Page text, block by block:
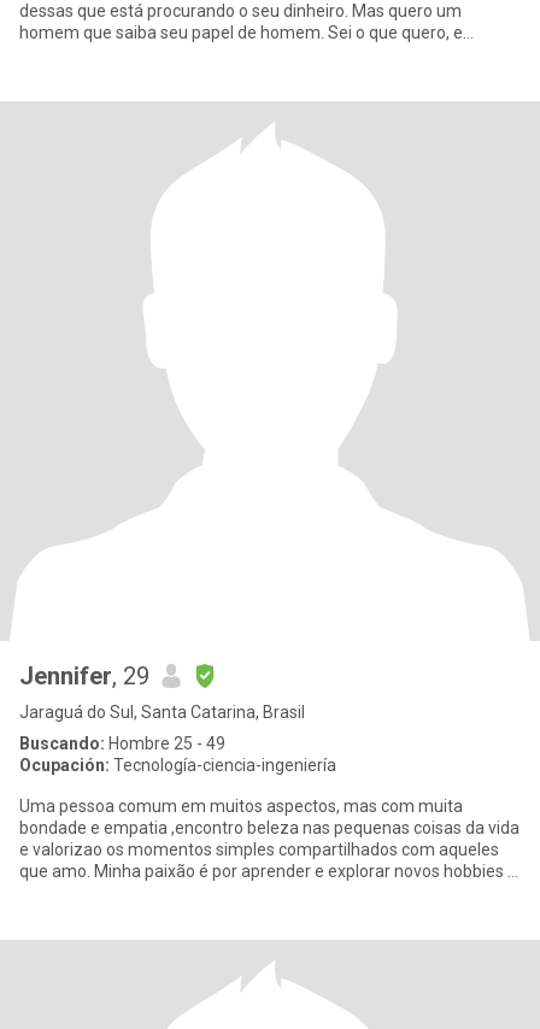
dessas que está procurando o seu dinheiro. Mas quero um
homem que saiba seu papel de homem. Sei o que quero, e
Jennifer, 29
Jaraguá do Sul, Santa Catarina, Brasil
Buscando: Hombre 25 - 49
Ocupación: Tecnología-ciencia-ingeniería
Uma pessoa comum em muitos aspectos, mas com muita
bondade e empatia ,encontro beleza nas pequenas coisas da vida
e valorizao os momentos simples compartilhados com aqueles
que amo. Minha paixão é por aprender e explorar novos hobbies e